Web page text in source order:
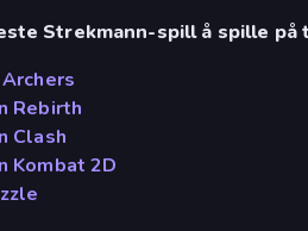
Strekmann-spill å spille
Rebirth
Clash
Kombat 2D